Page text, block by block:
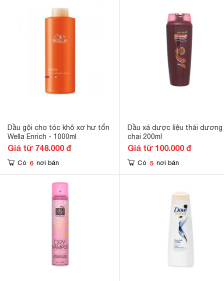
Dầu gội cho tóc khô xơ hư tổn
Wella Enrich - 1000ml
Giá từ 748.000 đ
Có 6 nơi bán
Dầu xả dược liệu thái dương
chai 200ml
Giá từ 100.000 đ
Có 5 nơi bán